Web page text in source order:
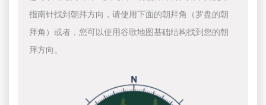
指南针找到朝拜方向，请使用下面的朝拜角（罗盘的朝
拜角）或者，您可以使用谷歌地图基础结构找到您的朝
拜方向。